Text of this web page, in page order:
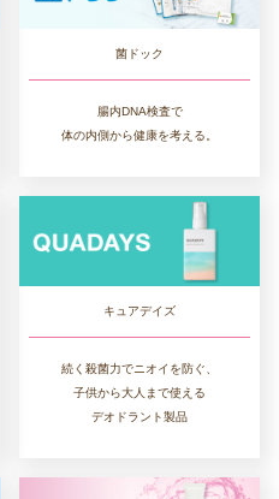
菌ドック
腸内DNA検査で
体の内側から健康を考える。
キュアデイズ
続く殺菌力でニオイを防ぐ、
子供から大人まで使える
デオドラント製品